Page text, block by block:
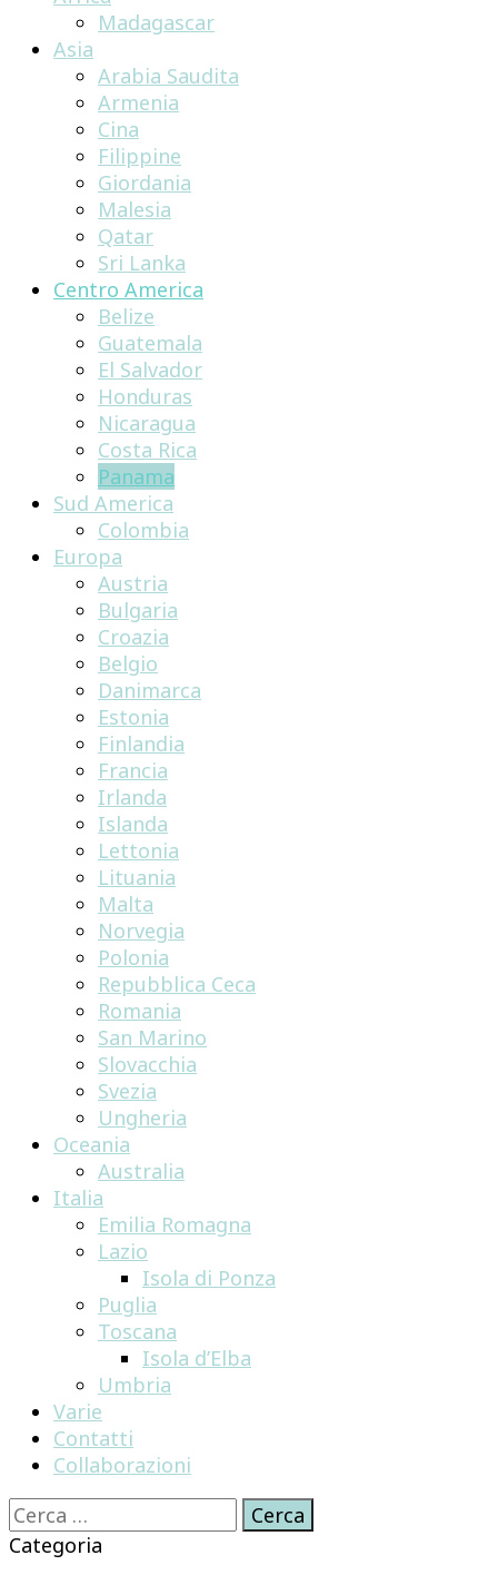
Madagascar
Asia
Arabia Saudita
Armenia
Cina
Filippine
Giordania
Malesia
Qatar
Sri Lanka
Centro America
Belize
Guatemala
El Salvador
Honduras
Nicaragua
Costa Rica
Panama
Sud America
Colombia
Europa
Austria
Bulgaria
Croazia
Belgio
Danimarca
Estonia
Finlandia
Francia
Irlanda
Islanda
Lettonia
Lituania
Malta
Norvegia
Polonia
Repubblica Ceca
Romania
San Marino
Slovacchia
Svezia
Ungheria
Oceania
Australia
Italia
Emilia Romagna
Lazio
Isola di Ponza
Puglia
Toscana
Isola d’Elba
Umbria
Varie
Contatti
Collaborazioni
Ricerca
per:
Categoria